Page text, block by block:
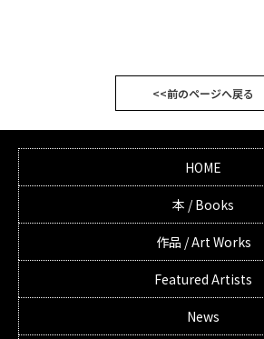
<<前のページへ戻る
HOME
本 / Books
作品 / Art Works
Featured Artists
News